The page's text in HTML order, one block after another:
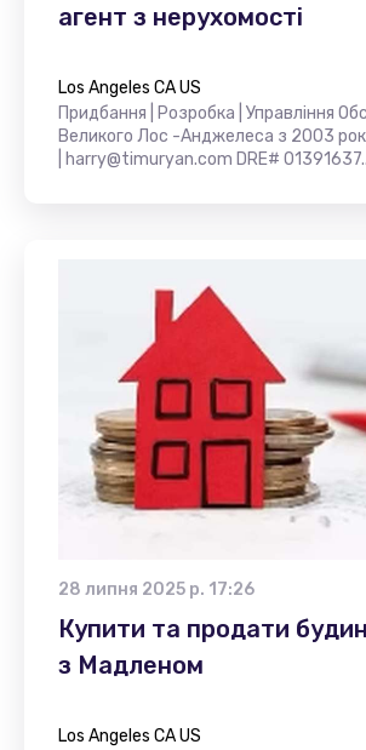
агент з нерухомості
Los Angeles CA US
Придбання | Розробка | Управління
Великого Лос -Анджелеса з 2003
| harry@timuryan.com DRE#
28 липня 2025 р. 17:26
Купити та продати
з Мадленом
Los Angeles CA US